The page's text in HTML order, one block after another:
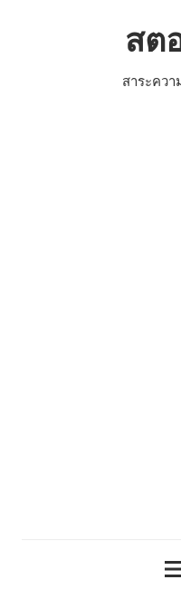
สต
สาระควา